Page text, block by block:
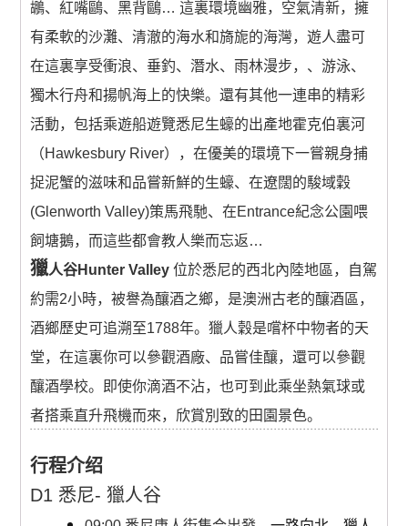
鶘、紅嘴鷗、黑背鷗… 這裏環境幽雅，空氣清新，擁
有柔軟的沙灘、清澈的海水和旖旎的海灣，遊人盡可
在這裏享受衝浪、垂釣、潛水、雨林漫步，、游泳、
獨木行舟和揚帆海上的快樂。還有其他一連串的精彩
活動，包括乘遊船遊覽悉尼生蠔的出產地霍克伯裏河
（Hawkesbury River），在優美的環境下一嘗親身捕
捉泥蟹的滋味和品嘗新鮮的生蠔、在遼闊的駿域穀
(Glenworth Valley)策馬飛馳、在Entrance紀念公園喂
飼塘鵝，而這些都會教人樂而忘返…
獵人谷Hunter Valley位於悉尼的西北內陸地區，自駕
約需2小時，被譽為釀酒之鄉，是澳洲古老的釀酒區，
酒鄉歷史可追溯至1788年。獵人穀是嚐杯中物者的天
堂，在這裏你可以參觀酒廠、品嘗佳釀，還可以參觀
釀酒學校。即使你滴酒不沾，也可到此乘坐熱氣球或
者搭乘直升飛機而來，欣賞別致的田園景色。
行程介绍
D1 悉尼- 獵人谷